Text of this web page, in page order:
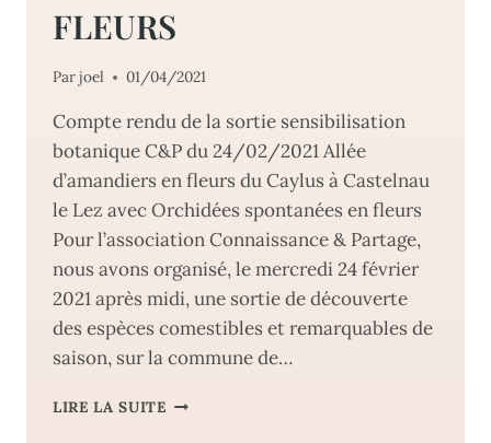
FLEURS
Parjoel 01/04/2021
Compte rendu de la sortie sensibilisation
botanique C&P du 24/02/2021 Allée
d’amandiers en fleurs du Caylus à Castelnau
le Lez avec Orchidées spontanées en fleurs
Pour l’association Connaissance & Partage,
nous avons organisé, le mercredi 24 février
2021 après midi, une sortie de découverte
des espèces comestibles et remarquables de
saison, sur la commune de…
LIRE LA SUITESORTIE